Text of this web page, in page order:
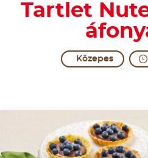
Tartlet
Közepes